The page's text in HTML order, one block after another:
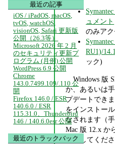
ュメント
のみア
RU1)/
ック)
Windows 版
か、あるいは
プデートでき
をインストー
なされます（
Mac 版 12.x か
実施してくだ
最近の記事
iOS / iPadOS, macOS,
tvOS, watchOS,
visionOS, Safari 更新版
公開（26.3等）
Microsoft 2026 年 2 月
のセキュリティ更新プ
ログラム (月例) 公開
WordPress 6.9 公開
Chrome
143.0.7499.109/.110 公
開
Firefox 146.0 / ESR
140.6.0 / ESR
115.31.0、Thunderbird
146 / 140.6.0esr 公開
最近のトラックバック